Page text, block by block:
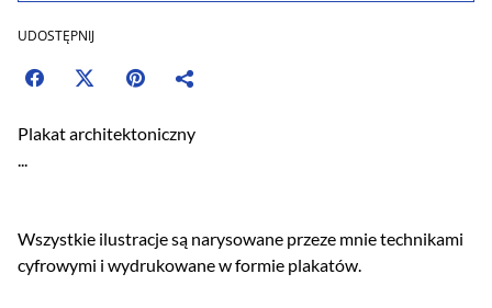
UDOSTĘPNIJ
Plakat architektoniczny
...
Wszystkie ilustracje są narysowane przeze mnie technikami
cyfrowymi i wydrukowane w formie plakatów.